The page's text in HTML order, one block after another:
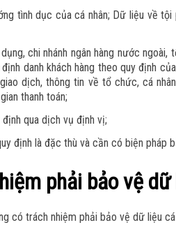
tình dục của cá nhân; Dữ liệu về
chi nhánh ngân hàng nước
danh khách hàng theo quy định
dịch, thông tin về tổ chức, cá
thanh toán;
qua dịch vụ định vị;
định là đặc thù và cần có biện pháp
phải bảo vệ
có trách nhiệm phải bảo vệ dữ liệu cá